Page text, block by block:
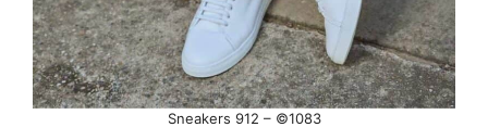
Sneakers 912 – ©1083